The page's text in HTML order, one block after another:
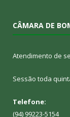
CÂMARA DE
Atendimento de
Sessão toda
Telefone:
(94) 99223-5154